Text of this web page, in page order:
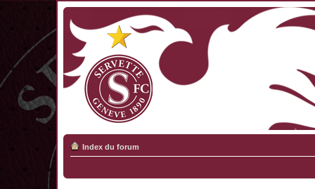
Index du forum